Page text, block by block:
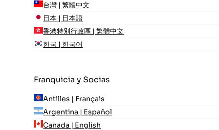
台灣 | 繁體中文
日本 | 日本語
香港特別行政區 | 繁體中文
한국 | 한국어
Franquicia y Socias
Antilles | Français
Argentina | Español
Canada | English